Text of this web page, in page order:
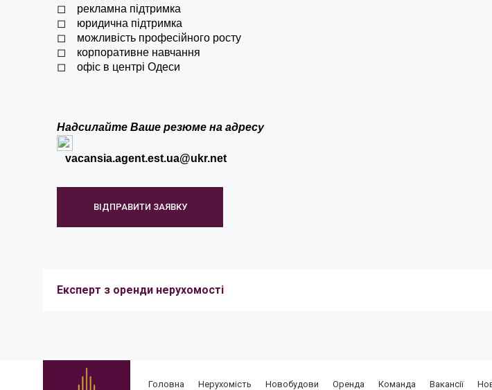
◻ рекламна підтримка
◻ юридична підтримка
◻ можливість професійного росту
◻ корпоративне навчання
◻ офіс в центрі Одеси
Надсилайте Ваше резюме на адресу
vacansia.agent.est.ua@ukr.net
ВІДПРАВИТИ ЗАЯВКУ
Експерт з оренди нерухомості
◻робота з клієнтами: консультування з питань оренди, підбір та здійснення показів
об'єктів
Головна Нерухомість Новобудови Оренда Команда Вакансії